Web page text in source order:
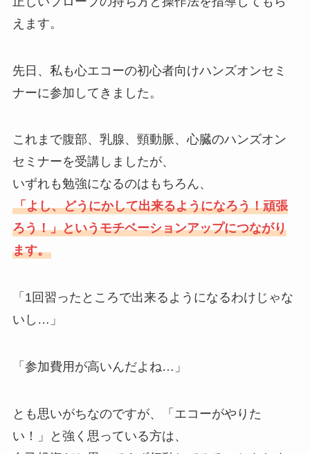
えます。
先日、私も心エコーの初心者向けハンズオンセミ
ナーに参加してきました。
これまで腹部、乳腺、頸動脈、心臓のハンズオン
セミナーを受講しましたが、
いずれも勉強になるのはもちろん、
「よし、どうにかして出来るようになろう！頑張
ろう！」というモチベーションアップにつながり
ます。
「1回習ったところで出来るようになるわけじゃな
いし…」
「参加費用が高いんだよね…」
とも思いがちなのですが、「エコーがやりた
い！」と強く思っている方は、